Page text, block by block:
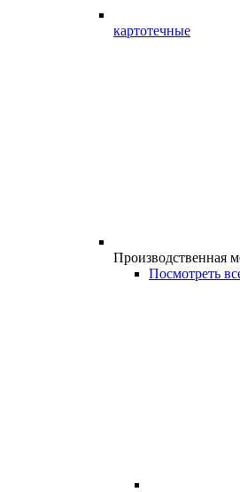
картотечные
Производственная
Посмотреть